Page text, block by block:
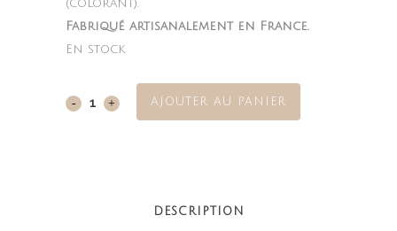
(colorant).
Fabriqué artisanalement en France.
En stock
Fleurs AJOUTER AU PANIER
DESCRIPTION